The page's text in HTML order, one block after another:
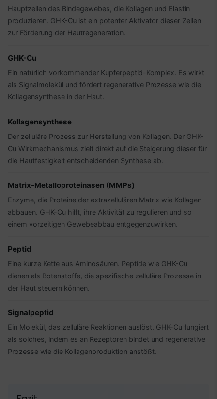
Hauptzellen des Bindegewebes, die Kollagen und Elastin
produzieren. GHK-Cu ist ein potenter Aktivator dieser Zellen
zur Förderung der Hautregeneration.
GHK-Cu
Ein natürlich vorkommender Kupferpeptid-Komplex. Es wirkt
als Signalmolekül und fördert regenerative Prozesse wie die
Kollagensynthese in der Haut.
Kollagensynthese
Der zelluläre Prozess zur Herstellung von Kollagen. Der GHK-
Cu Wirkmechanismus zielt direkt auf die Steigerung dieser für
die Hautfestigkeit entscheidenden Synthese ab.
Matrix-Metalloproteinasen (MMPs)
Enzyme, die Proteine der extrazellulären Matrix wie Kollagen
abbauen. GHK-Cu hilft, ihre Aktivität zu regulieren und so
einem vorzeitigen Gewebeabbau entgegenzuwirken.
Peptid
Eine kurze Kette aus Aminosäuren. Peptide wie GHK-Cu
dienen als Botenstoffe, die spezifische zelluläre Prozesse in
der Haut steuern können.
Signalpeptid
Ein Molekül, das zelluläre Reaktionen auslöst. GHK-Cu fungiert
als solches, indem es an Rezeptoren bindet und regenerative
Prozesse wie die Kollagenproduktion anstößt.